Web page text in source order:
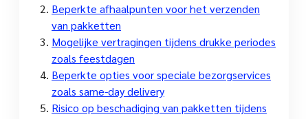
Beperkte afhaalpunten voor het verzenden
van pakketten
Mogelijke vertragingen tijdens drukke periodes
zoals feestdagen
Beperkte opties voor speciale bezorgservices
zoals same-day delivery
Risico op beschadiging van pakketten tijdens